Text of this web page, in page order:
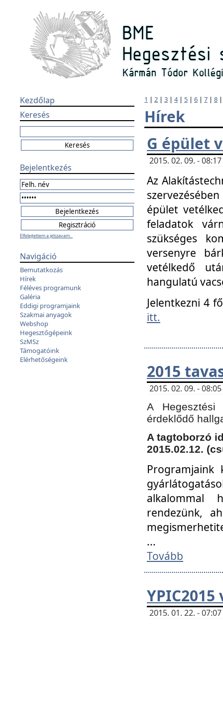
Kezdőlap
Keresés
Bejelentkezés
Elfelejtettem a jelszavam...
Navigáció
Bemutatkozás
Hírek
Féléves programunk
Galéria
Eddigi programjaink
Szakmai anyagok
Webshop
Hegesztőgépeink
SzMSz
Támogatóink
Elérhetőségeink
1 | 2 | 3 | 4| 5 | 6 | 7 | 8
Hírek
G épület
2015. 02. 09. -
Az
épület
feladatok
szükséges
versenyre
vetélkedő
hangulatú
Jelentkezni 4
itt.
2015
2015. 02. 09. -
A
érdeklődő
A tagtoborzó
2015.02.12.
Programjaink
alkalommal
rendezünk,
...
Tovább
YPIC2015
2015. 01. 22. -